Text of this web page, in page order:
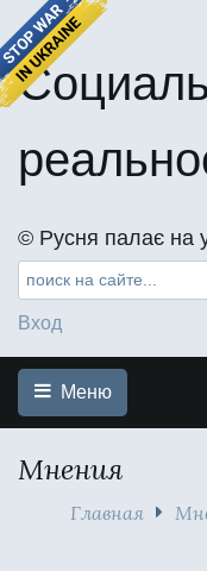
©️ Русня палає на
Вход
Меню
Мнения
Главная